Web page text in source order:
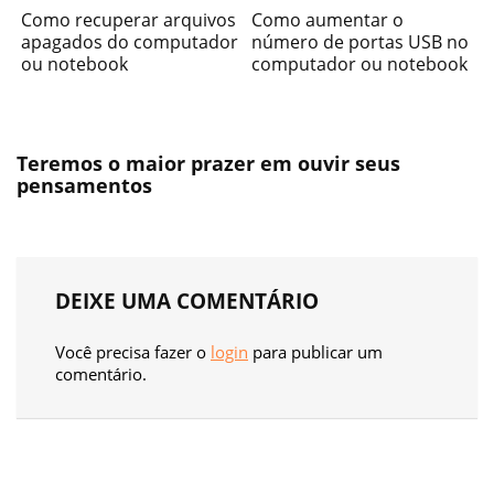
Como recuperar arquivos
apagados do computador
ou notebook
Como aumentar o
número de portas USB no
computador ou notebook
Teremos o maior prazer em ouvir seus
pensamentos
DEIXE UMA COMENTÁRIO
Você precisa fazer o login para publicar um
comentário.